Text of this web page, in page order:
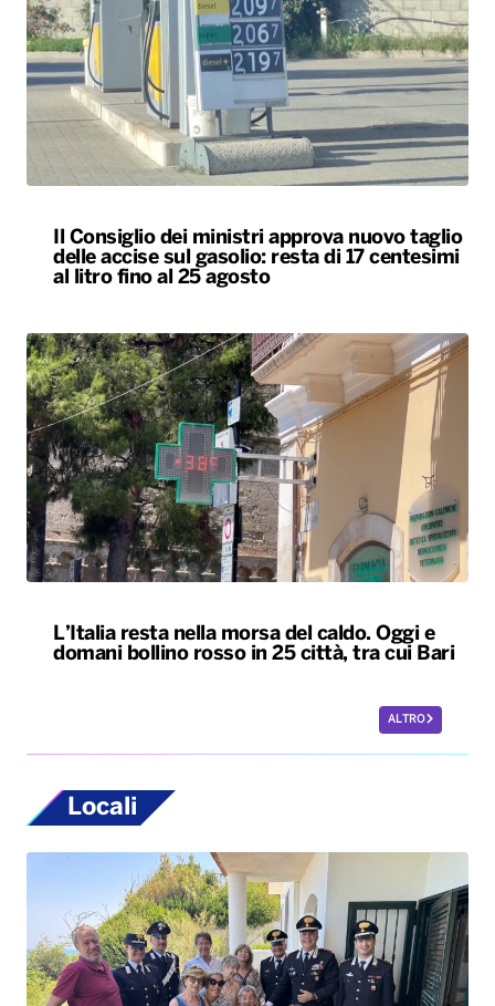
Il Consiglio dei ministri approva nuovo taglio
delle accise sul gasolio: resta di 17 centesimi
al litro fino al 25 agosto
L’Italia resta nella morsa del caldo. Oggi e
domani bollino rosso in 25 città, tra cui Bari
ALTRO
Locali